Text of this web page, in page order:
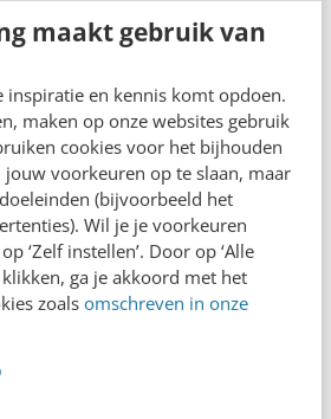
maakt gebruik van
inspiratie en kennis komt opdoen.
maken op onze websites gebruik
cookies voor het bijhouden
voorkeuren op te slaan, maar
(bijvoorbeeld het
Wil je je voorkeuren
‘Zelf instellen’. Door op ‘Alle
klikken, ga je akkoord met het
zoals omschreven in onze
– Adviseur in online
Nederpelvan
heeft ruime ervaring als
en teamlead. Als Chief
& Audience is zij